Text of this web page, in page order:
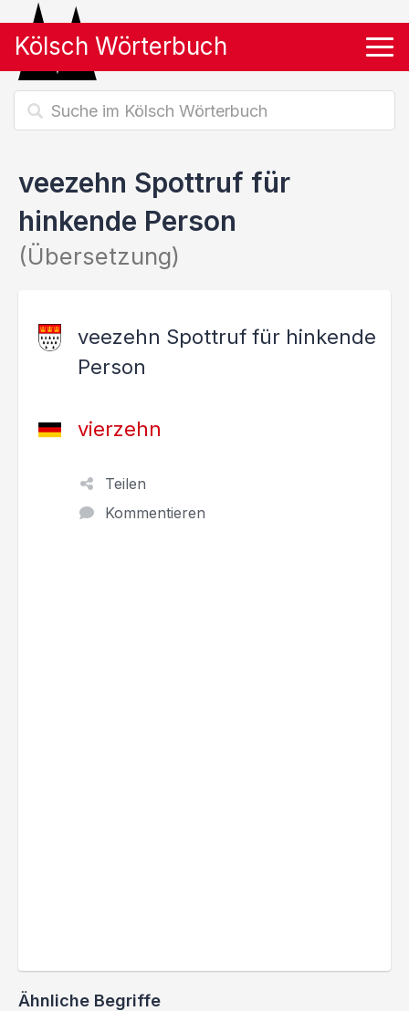
Kölsch Wörterbuch
veezehn Spottruf für
hinkende Person
(Übersetzung)
veezehn Spottruf für hinkende
Person
vierzehn
Teilen
Kommentieren
Ähnliche Begriffe